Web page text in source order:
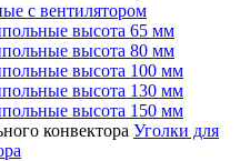
с вентилятором
высота 65 мм
высота 80 мм
высота 100 мм
высота 130 мм
высота 150 мм
Уголки для